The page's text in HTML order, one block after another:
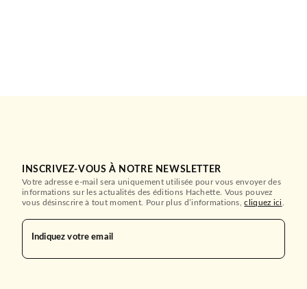
INSCRIVEZ-VOUS À NOTRE NEWSLETTER
Votre adresse e-mail sera uniquement utilisée pour vous envoyer des
informations sur les actualités des éditions Hachette. Vous pouvez
vous désinscrire à tout moment. Pour plus d’informations,cliquez ici
Indiquez votre email